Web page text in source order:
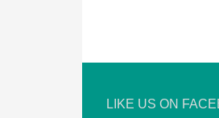
LIKE US ON